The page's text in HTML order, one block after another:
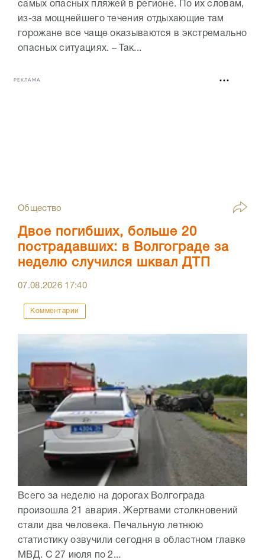
самых опасных пляжей в регионе. По их словам,
из-за мощнейшего течения отдыхающие там
горожане все чаще оказываются в экстремально
опасных ситуациях. – Так...
РЕКЛАМА
Общество
Двое погибших, больше 20
пострадавших: в Волгограде за
неделю случился шквал ДТП
07.08.2026 17:40
Комментарии
Всего за неделю на дорогах Волгограда
произошла 21 авария. Жертвами столкновений
стали два человека. Печальную летнюю
статистику озвучили сегодня в областном главке
МВД. С 27 июля по 2...